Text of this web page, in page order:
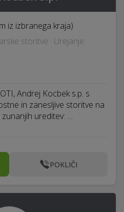
iz izbranega kraja)
storitve · Urejanje
Andrej Kocbek s.p. s
in zanesljive storitve na
ureditev: …
POKLIČI